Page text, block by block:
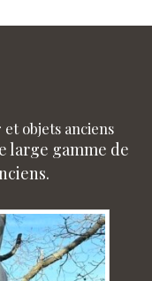
objets anciens
large gamme de